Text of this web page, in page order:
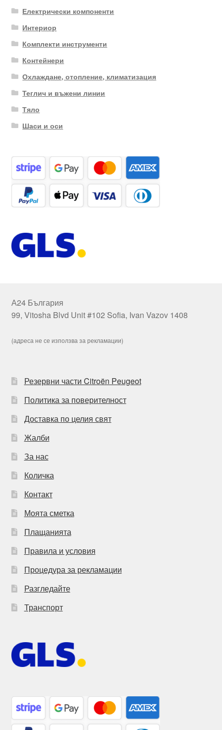
Електрически компоненти
Интериор
Комплекти инструменти
Контейнери
Охлаждане, отопление, климатизация
Теглич и въжени линии
Тяло
Шаси и оси
А24 България
99, Vitosha Blvd Unit #102 Sofia, Ivan Vazov 1408
(адреса не се използва за рекламации)
Резервни части Citroën Peugeot
Политика за поверителност
Доставка по целия свят
Жалби
За нас
Количка
Контакт
Моята сметка
Плащанията
Правила и условия
Процедура за рекламации
Разгледайте
Транспорт